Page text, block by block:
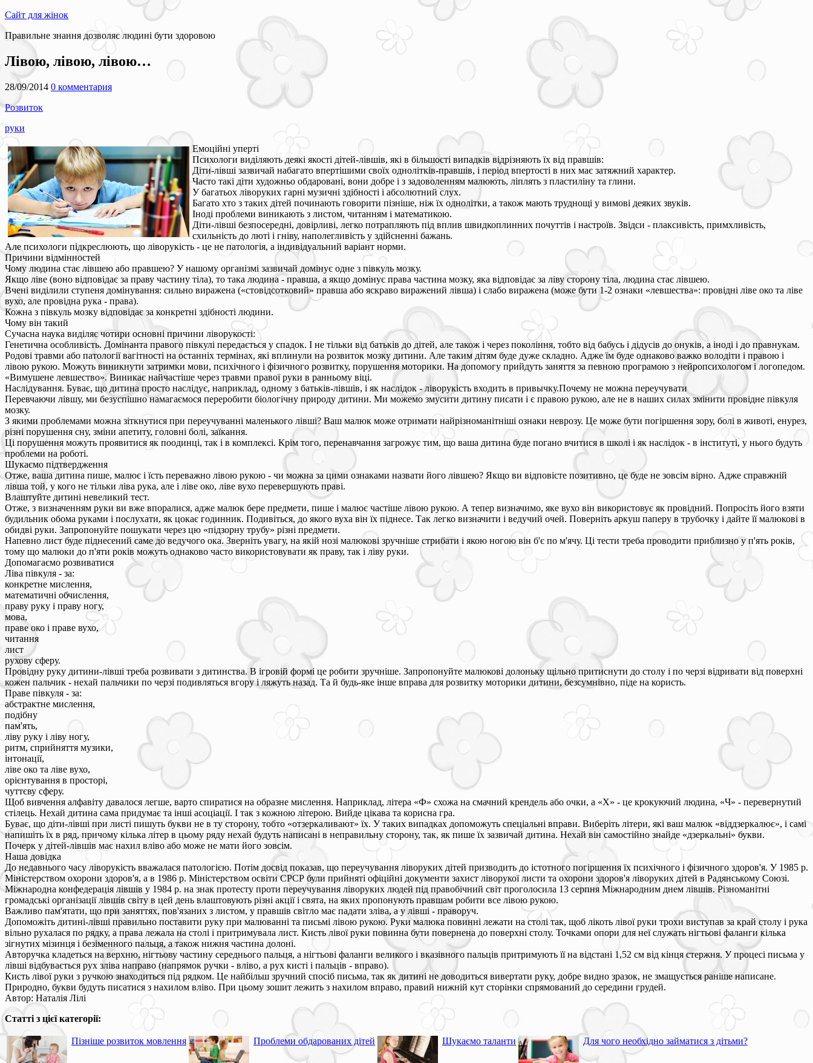
Сайт для жінок
Правильне знання дозволяє людині бути здоровою
Лівою, лівою, лівою…
28/09/2014 0 комментария
Розвиток
руки
Емоційні уперті
Психологи виділяють деякі якості дітей-лівшів, які в більшості випадків відрізняють їх від правшів:
Діти-лівші зазвичай набагато впертішими своїх однолітків-правшів, і період впертості в них має затяжний характер.
Часто такі діти художньо обдаровані, вони добре і з задоволенням малюють, ліплять з пластиліну та глини.
У багатьох ліворуких гарні музичні здібності і абсолютний слух.
Багато хто з таких дітей починають говорити пізніше, ніж їх однолітки, а також мають труднощі у вимові деяких звуків.
Іноді проблеми виникають з листом, читанням і математикою.
Діти-лівші безпосередні, довірливі, легко потрапляють під вплив швидкоплинних почуттів і настроїв. Звідси - плаксивість, примхливість,
схильність до люті і гніву, наполегливість у здійсненні бажань.
Але психологи підкреслюють, що ліворукість - це не патологія, а індивідуальний варіант норми.
Причини відмінностей
Чому людина стає лівшею або правшею? У нашому організмі зазвичай домінує одне з півкуль мозку.
Якщо ліве (воно відповідає за праву частину тіла), то така людина - правша, а якщо домінує права частина мозку, яка відповідає за ліву сторону тіла, людина стає лівшею.
Вчені виділили ступеня домінування: сильно виражена («стовідсотковий» правша або яскраво виражений лівша) і слабо виражена (може бути 1-2 ознаки «левшества»: провідні ліве око та ліве
вухо, але провідна рука - права).
Кожна з півкуль мозку відповідає за конкретні здібності людини.
Чому він такий
Сучасна наука виділяє чотири основні причини ліворукості:
Генетична особливість. Домінанта правого півкулі передається у спадок. І не тільки від батьків до дітей, але також і через покоління, тобто від бабусь і дідусів до онуків, а іноді і до правнукам.
Родові травми або патології вагітності на останніх термінах, які вплинули на розвиток мозку дитини. Але таким дітям буде дуже складно. Адже їм буде однаково важко володіти і правою і
лівою рукою. Можуть виникнути затримки мови, психічного і фізичного розвитку, порушення моторики. На допомогу прийдуть заняття за певною програмою з нейропсихологом і логопедом.
«Вимушене левшество». Виникає найчастіше через травми правої руки в ранньому віці.
Наслідування. Буває, що дитина просто наслідує, наприклад, одному з батьків-лівшів, і як наслідок - ліворукість входить в привычку.Почему не можна переучувати
Перевчаючи лівшу, ми безуспішно намагаємося переробити біологічну природу дитини. Ми можемо змусити дитину писати і є правою рукою, але не в наших силах змінити провідне півкуля
мозку.
З якими проблемами можна зіткнутися при переучуванні маленького лівші? Ваш малюк може отримати найрізноманітніші ознаки неврозу. Це може бути погіршення зору, болі в животі, енурез,
різні порушення сну, зміни апетиту, головні болі, заїкання.
Ці порушення можуть проявитися як поодинці, так і в комплексі. Крім того, перенавчання загрожує тим, що ваша дитина буде погано вчитися в школі і як наслідок - в інституті, у нього будуть
проблеми на роботі.
Шукаємо підтвердження
Отже, ваша дитина пише, малює і їсть переважно лівою рукою - чи можна за цими ознаками назвати його лівшею? Якщо ви відповісте позитивно, це буде не зовсім вірно. Адже справжній
лівша той, у кого не тільки ліва рука, але і ліве око, ліве вухо перевершують праві.
Влаштуйте дитині невеликий тест.
Отже, з визначенням руки ви вже впоралися, адже малюк бере предмети, пише і малює частіше лівою рукою. А тепер визначимо, яке вухо він використовує як провідний. Попросіть його взяти
будильник обома руками і послухати, як цокає годинник. Подивіться, до якого вуха він їх піднесе. Так легко визначити і ведучий очей. Поверніть аркуш паперу в трубочку і дайте її малюкові в
обидві руки. Запропонуйте пошукати через цю «підзорну трубу» різні предмети.
Напевно лист буде піднесений саме до ведучого ока. Зверніть увагу, на якій нозі малюкові зручніше стрибати і якою ногою він б'є по м'ячу. Ці тести треба проводити приблизно у п'ять років,
тому що малюки до п'яти років можуть однаково часто використовувати як праву, так і ліву руки.
Допомагаємо розвиватися
Ліва півкуля - за:
конкретне мислення,
математичні обчислення,
праву руку і праву ногу,
мова,
праве око і праве вухо,
читання
лист
рухову сферу.
Провідну руку дитини-лівші треба розвивати з дитинства. В ігровій формі це робити зручніше. Запропонуйте малюкові долоньку щільно притиснути до столу і по черзі відривати від поверхні
кожен пальчик - нехай пальчики по черзі подивляться вгору і ляжуть назад. Та й будь-яке інше вправа для розвитку моторики дитини, безсумнівно, піде на користь.
Праве півкуля - за:
абстрактне мислення,
подібну
пам'ять,
ліву руку і ліву ногу,
ритм, сприйняття музики,
інтонації,
ліве око та ліве вухо,
орієнтування в просторі,
чуттєву сферу.
Щоб вивчення алфавіту давалося легше, варто спиратися на образне мислення. Наприклад, літера «Ф» схожа на смачний крендель або очки, а «Х» - це крокуючий людина, «Ч» - перевернутий
стілець. Нехай дитина сама придумає та інші асоціації. І так з кожною літерою. Вийде цікава та корисна гра.
Буває, що діти-лівші при листі пишуть букви не в ту сторону, тобто «отзеркаливают» їх. У таких випадках допоможуть спеціальні вправи. Виберіть літери, які ваш малюк «віддзеркалює», і самі
напишіть їх в ряд, причому кілька літер в цьому ряду нехай будуть написані в неправильну сторону, так, як пише їх зазвичай дитина. Нехай він самостійно знайде «дзеркальні» букви.
Почерк у дітей-лівшів має нахил вліво або може не мати його зовсім.
Наша довідка
До недавнього часу ліворукість вважалася патологією. Потім досвід показав, що переучування ліворуких дітей призводить до істотного погіршення їх психічного і фізичного здоров'я. У 1985 р.
Міністерством охорони здоров'я, а в 1986 р. Міністерством освіти СРСР були прийняті офіційні документи захист ліворукої листи та охорони здоров'я ліворуких дітей в Радянському Союзі.
Міжнародна конфедерація лівшів у 1984 р. на знак протесту проти переучування ліворуких людей під правобічний світ проголосила 13 серпня Міжнародним днем лівшів. Різноманітні
громадські організації лівшів світу в цей день влаштовують різні акції і свята, на яких пропонують правшам робити все лівою рукою.
Важливо пам'ятати, що при заняттях, пов'язаних з листом, у правшів світло має падати зліва, а у лівші - праворуч.
Допоможіть дитині-лівші правильно поставити руку при малюванні та письмі лівою рукою. Руки малюка повинні лежати на столі так, щоб лікоть лівої руки трохи виступав за край столу і рука
вільно рухалася по рядку, а права лежала на столі і притримувала лист. Кисть лівої руки повинна бути повернена до поверхні столу. Точками опори для неї служать нігтьові фаланги кілька
зігнутих мізинця і безіменного пальця, а також нижня частина долоні.
Авторучка кладеться на верхню, нігтьову частину середнього пальця, а нігтьові фаланги великого і вказівного пальців притримують її на відстані 1,52 см від кінця стержня. У процесі письма у
лівші відбувається рух зліва направо (напрямок ручки - вліво, а рух кисті і пальців - вправо).
Кисть лівої руки з ручкою знаходиться під рядком. Це найбільш зручний спосіб письма, так як дитині не доводиться вивертати руку, добре видно зразок, не змащується раніше написане.
Природно, букви будуть писатися з нахилом вліво. При цьому зошит лежить з нахилом вправо, правий нижній кут сторінки спрямований до середини грудей.
Автор: Наталія Лілі
Статті з цієї категорії:
Пізніше розвиток мовлення Проблеми обдарованих дітей Шукаємо таланти Для чого необхідно займатися з дітьми?